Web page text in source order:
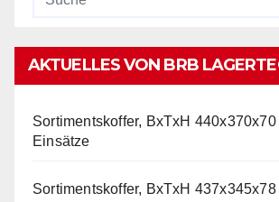
AKTUELLES VON BRB
Sortimentskoffer, BxTxH 440x370x70
Einsätze
Sortimentskoffer, BxTxH 437x345x78